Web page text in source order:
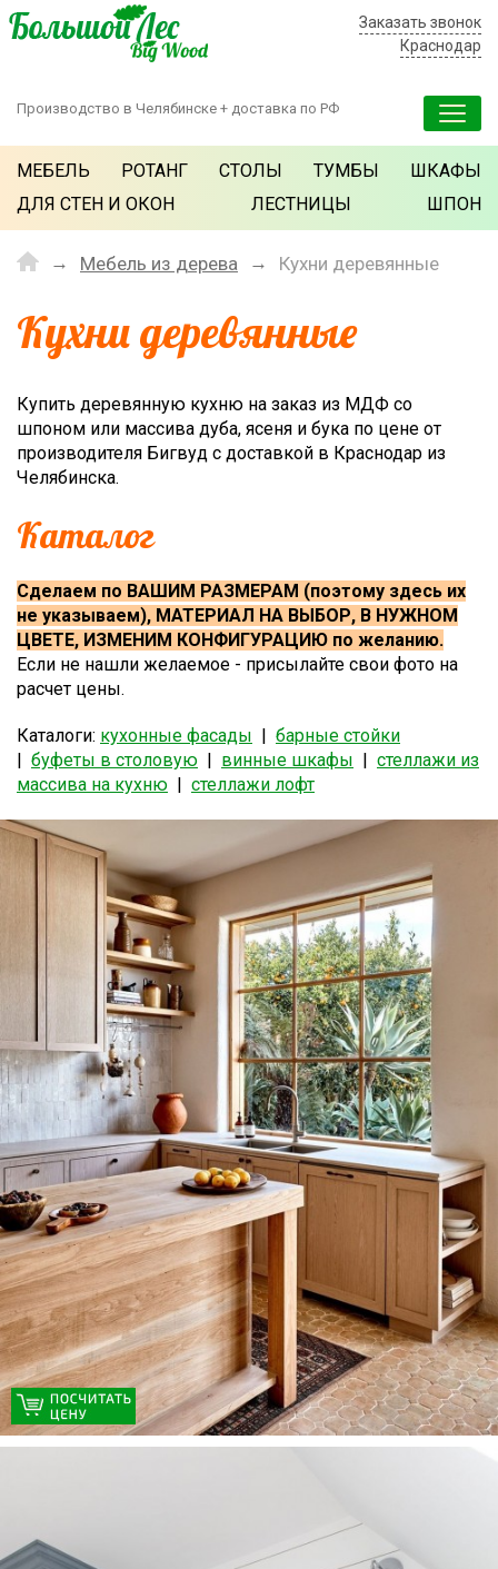
Производство в Челябинске + доставка по РФ
Заказать звонок
Краснодар
МЕБЕЛЬ РОТАНГ СТОЛЫ ТУМБЫ
ШКАФЫ
ДЛЯ СТЕН И ОКОН
ЛЕСТНИЦЫ ШПОН
Мебель из дерева Кухни деревянные
Кухни деревянные
Купить деревянную кухню на заказ из МДФ со
шпоном или массива дуба, ясеня и бука по цене от
производителя Бигвуд с доставкой в Краснодар из
Челябинска.
Каталог
Сделаем по ВАШИМ РАЗМЕРАМ (поэтому здесь их
не указываем), МАТЕРИАЛ НА ВЫБОР, В НУЖНОМ
ЦВЕТЕ, ИЗМЕНИМ КОНФИГУРАЦИЮ по желанию.
Если не нашли желаемое - присылайте свои фото на
расчет цены.
Каталоги: кухонные фасады | барные стойки
| буфеты в столовую | винные шкафы | стеллажи из
массива на кухню | стеллажи лофт